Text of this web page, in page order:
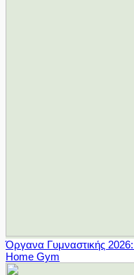
Όργανα Γυμναστικής
Home Gym